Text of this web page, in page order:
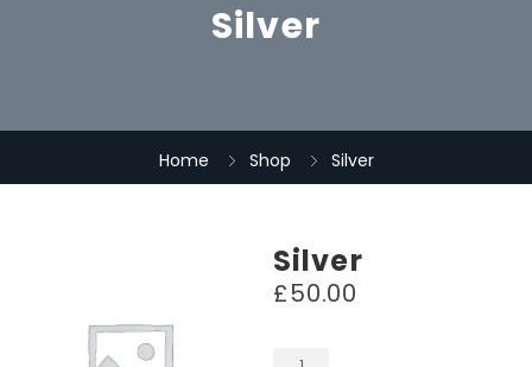
Silver
Home Shop Silver
Silver
£50.00